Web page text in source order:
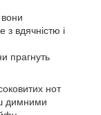
вони
вдячністю і
прагнуть
нот
димними